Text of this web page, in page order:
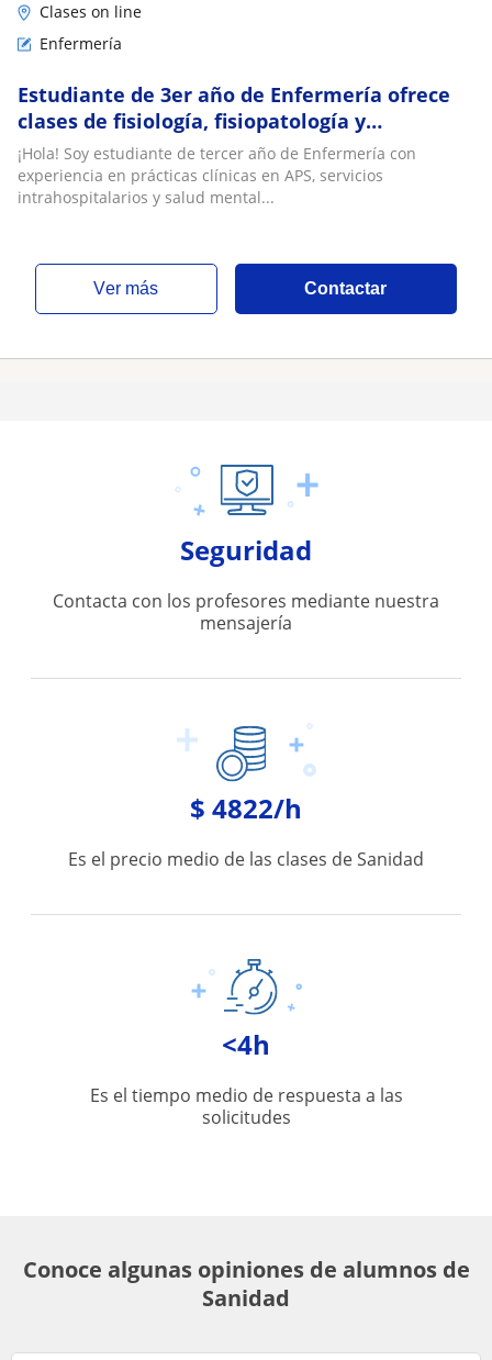
Clases on line
Enfermería
Estudiante de 3er año de Enfermería ofrece
clases de fisiología, fisiopatología y
farmacología para TENS y universitarios
¡Hola! Soy estudiante de tercer año de Enfermería con
experiencia en prácticas clínicas en APS, servicios
intrahospitalarios y salud mental...
ver más Contactar
Seguridad
Contacta con los profesores mediante nuestra
mensajería
$ 4822/h
Es el precio medio de las clases de Sanidad
<4h
Es el tiempo medio de respuesta a las
solicitudes
Conoce algunas opiniones de alumnos de
Sanidad